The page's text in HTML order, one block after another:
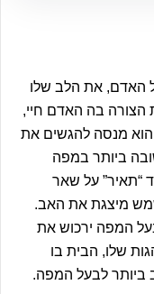
האדם, את הלב שלו
הצורה בה האדם חיי,
מנסה להגשים את
ביותר במפה
“תאיר” על שאר
מיצגת את האב.
המפה ירכוש את
שלו, הבית בו
ביותר לבעל המפה.